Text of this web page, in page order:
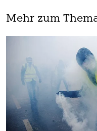
Mehr zum